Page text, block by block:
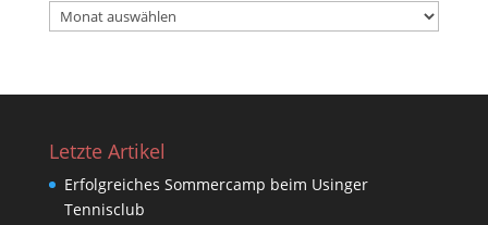
Beitragsarchiv
Letzte Artikel
Erfolgreiches Sommercamp beim Usinger
Tennisclub